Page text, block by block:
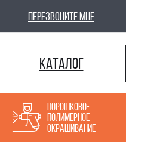
перезвоните мне
Каталог
Порошково-
полимерное
окрашивание